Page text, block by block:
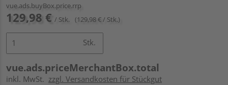
vue.ads.buyBox.price.rrp
129,98 € / Stk. (129,98 € / Stk.)
Stk.
vue.ads.priceMerchantBox.total
inkl. MwSt. zzgl. Versandkosten für Stückgut